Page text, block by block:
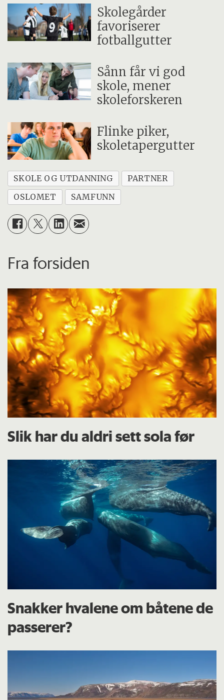
Skolegårder
favoriserer
fotballgutter
Sånn får vi god
skole, mener
skoleforskeren
Flinke piker,
skoletapergutter
SKOLE OG UTDANNING
PARTNER
OSLOMET
SAMFUNN
Fra forsiden
Slik har du aldri sett sola før
Snakker hvalene om båtene de
passerer?